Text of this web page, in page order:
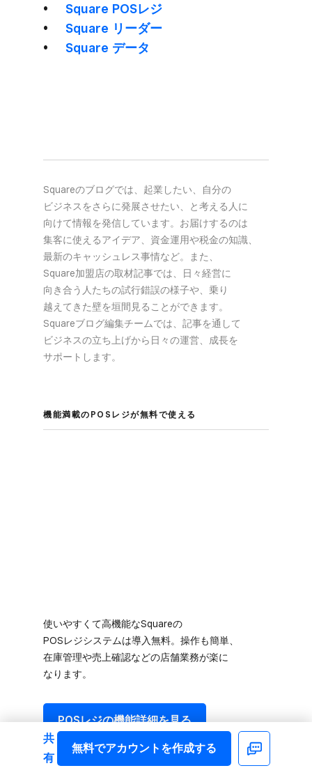
Square POSレジ
Square リーダー
Square データ
Squareの​ブログでは、​起業したい、​自分の​
ビジネスを​さらに​発展させたい、と​考える​人に​
向けて​情報を​発信しています。​お届けするのは​
集客に​使える​アイデア、​資金運用や​税金の​知識、​
最新の​キャッシュレス事情など。​また、​
Square加盟店の​取材記事では、​日々​経営に​
向き合う​人たちの​試行錯誤の​様子や、​乗り​
越えてきた壁を​垣間見る​ことができます。​
Squareブログ編集チームでは、​記事を​通して​
ビジネスの​立ち上げから​日々の​運営、​成長を​
サポートします。
機能満載の​POSレジが​無料で​使える
使いやすくて​高機能な​Squareの​
POSレジシステムは​導入無料。​操作も​簡単、​
在庫管理や売上確認などの​店舗業務が​楽に​
なります。
POSレジの​機能詳細を​見る
Facebook
共
有
無料で​アカウントを​作成する